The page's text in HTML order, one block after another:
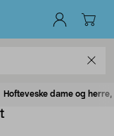
Hofteveske dame og